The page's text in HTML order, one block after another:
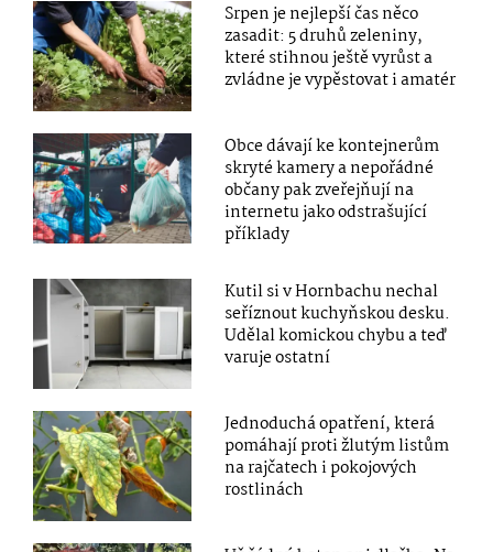
Srpen je nejlepší čas něco
zasadit: 5 druhů zeleniny,
které stihnou ještě vyrůst a
zvládne je vypěstovat i amatér
Obce dávají ke kontejnerům
skryté kamery a nepořádné
občany pak zveřejňují na
internetu jako odstrašující
příklady
Kutil si v Hornbachu nechal
seříznout kuchyňskou desku.
Udělal komickou chybu a teď
varuje ostatní
Jednoduchá opatření, která
pomáhají proti žlutým listům
na rajčatech i pokojových
rostlinách